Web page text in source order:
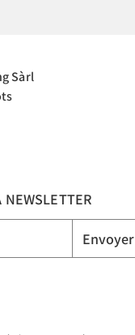
Sàrl
NEWSLETTER
Envoyer